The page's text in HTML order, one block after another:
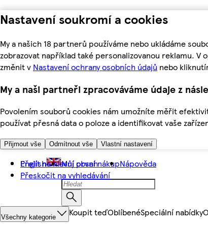
Nastavení soukromí a cookies
My a našich 18 partnerů používáme nebo ukládáme
zobrazovat například také personalizovanou reklamu.
změnit v Nastavení ochrany osobních údajů nebo
My a naši partneři zpracováváme údaje z
Povolením souborů cookies nám umožníte měřit
používat přesná data o poloze a identifikovat vaše
Přijmout vše Odmítnout vše Vlastní nastavení
Přejít na hlavní obsah
Přeskočit na vyhledávání
English Můj první nákupNápověda
Všechny kategorie Koupit teďOblíbenéSpeciální nabídky